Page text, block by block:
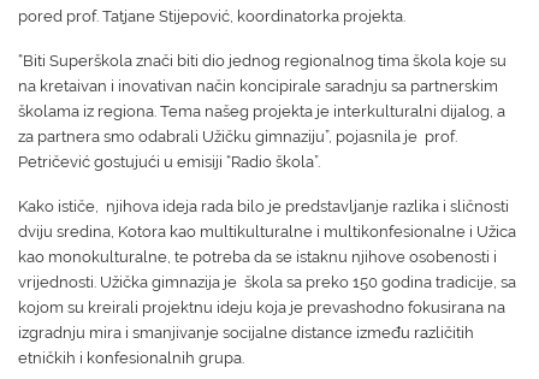
pored prof. Tatjane Stijepović, koordinatorka projekta.
“Biti Superškola znači biti dio jednog regionalnog tima škola koje su
na kretaivan i inovativan način koncipirale saradnju sa partnerskim
školama iz regiona. Tema našeg projekta je interkulturalni dijalog, a
za partnera smo odabrali Užičku gimnaziju”, pojasnila je prof.
Petričević gostujući u emisiji “Radio škola”.
Kako ističe, njihova ideja rada bilo je predstavljanje razlika i sličnosti
dviju sredina, Kotora kao multikulturalne i multikonfesionalne i Užica
kao monokulturalne, te potreba da se istaknu njihove osobenosti i
vrijednosti. Užička gimnazija je škola sa preko 150 godina tradicije, sa
kojom su kreirali projektnu ideju koja je prevashodno fokusirana na
izgradnju mira i smanjivanje socijalne distance između različitih
etničkih i konfesionalnih grupa.